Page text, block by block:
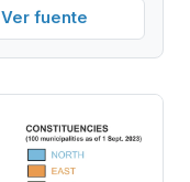
Ver fuente